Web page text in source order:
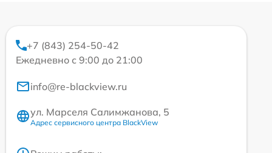
+7 (843) 254-50-42
Ежедневно с 9:00 до 21:00
info@re-blackview.ru
ул. Марселя Салимжанова, 5
Адрес сервисного центра BlackView